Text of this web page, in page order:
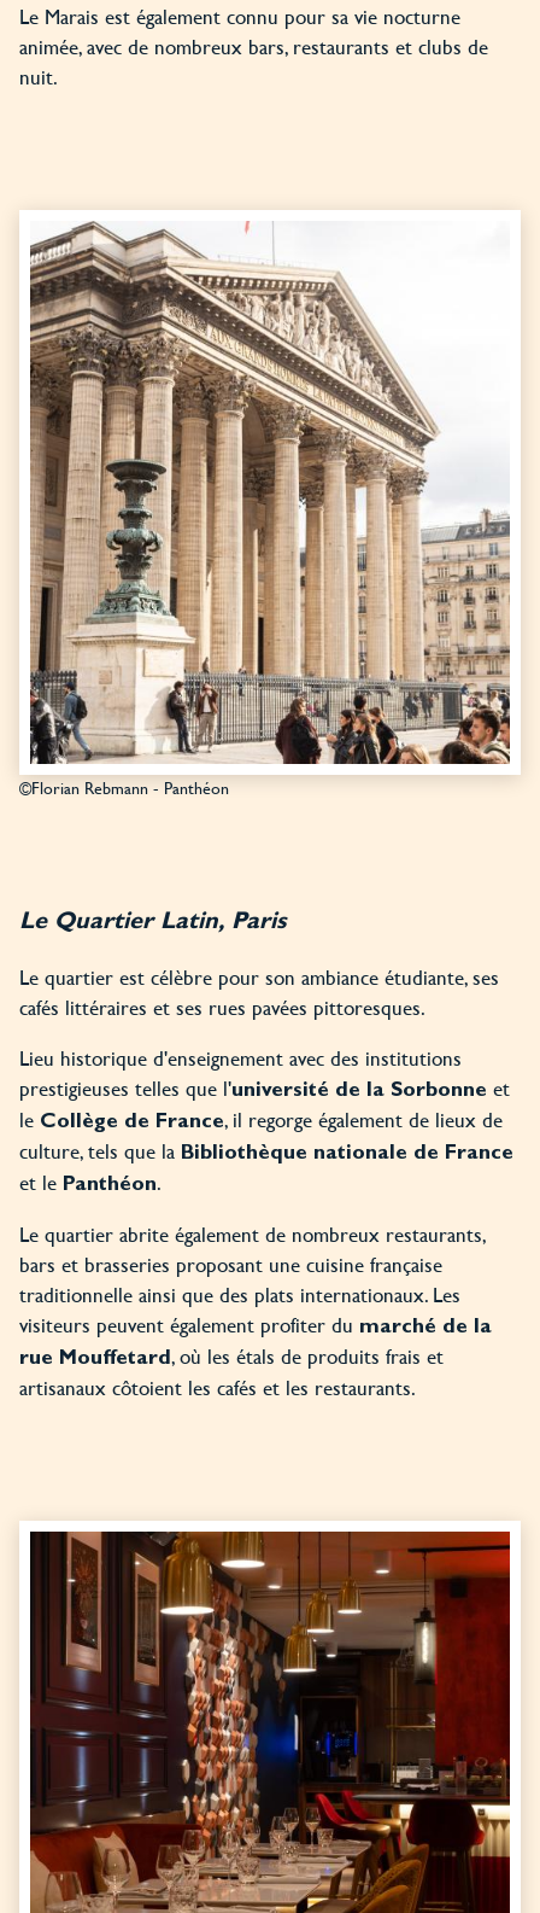
Le Marais est également connu pour sa vie nocturne
animée, avec de nombreux bars, restaurants et clubs de
nuit.
©Florian Rebmann - Panthéon
Le Quartier Latin, Paris
Le quartier est célèbre pour son ambiance étudiante, ses
cafés littéraires et ses rues pavées pittoresques.
Lieu historique d'enseignement avec des institutions
prestigieuses telles que l'université de la Sorbonne et
le Collège de France, il regorge également de lieux de
culture, tels que la Bibliothèque nationale de France
et le Panthéon.
Le quartier abrite également de nombreux restaurants,
bars et brasseries proposant une cuisine française
traditionnelle ainsi que des plats internationaux. Les
visiteurs peuvent également profiter du marché de la
rue Mouffetard, où les étals de produits frais et
artisanaux côtoient les cafés et les restaurants.